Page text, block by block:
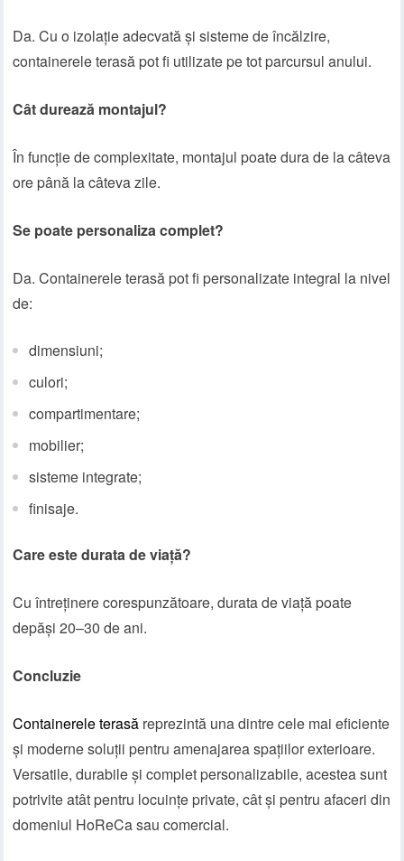
Da. Cu o izolație adecvată și sisteme de încălzire,
containerele terasă pot fi utilizate pe tot parcursul anului.
Cât durează montajul?
În funcție de complexitate, montajul poate dura de la câteva
ore până la câteva zile.
Se poate personaliza complet?
Da. Containerele terasă pot fi personalizate integral la nivel
de:
dimensiuni;
culori;
compartimentare;
mobilier;
sisteme integrate;
finisaje.
Care este durata de viață?
Cu întreținere corespunzătoare, durata de viață poate
depăși 20–30 de ani.
Concluzie
Containerele terasă reprezintă una dintre cele mai eficiente
și moderne soluții pentru amenajarea spațiilor exterioare.
Versatile, durabile și complet personalizabile, acestea sunt
potrivite atât pentru locuințe private, cât și pentru afaceri din
domeniul HoReCa sau comercial.